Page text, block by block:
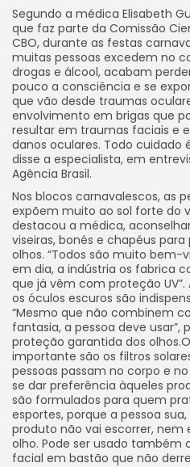
Segundo a médica Elisabeth
que faz parte da Comissão
CBO, durante as festas
muitas pessoas excedem no
drogas e álcool, acabam
pouco a consciência e se
que vão desde traumas
envolvimento em brigas que
resultar em traumas faciais e
danos oculares. Todo cuidado
disse a especialista, em
Agência Brasil.
Nos blocos carnavalescos, as
expõem muito ao sol forte do
destacou a médica,
viseiras, bonés e chapéus para
olhos. “Todos são muito bem-
em dia, a indústria os fabrica
que já vêm com proteção UV”.
os óculos escuros são
“Mesmo que não combinem
fantasia, a pessoa deve usar”,
proteção garantida dos
importante são os filtros
pessoas passam no corpo e
se dar preferência àqueles
são formulados para quem
esportes, porque a pessoa
produto não vai escorrer, nem
olho. Pode ser usado também
facial em bastão que não